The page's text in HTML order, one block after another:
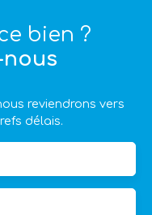
bien ?
reviendrons vers
délais.